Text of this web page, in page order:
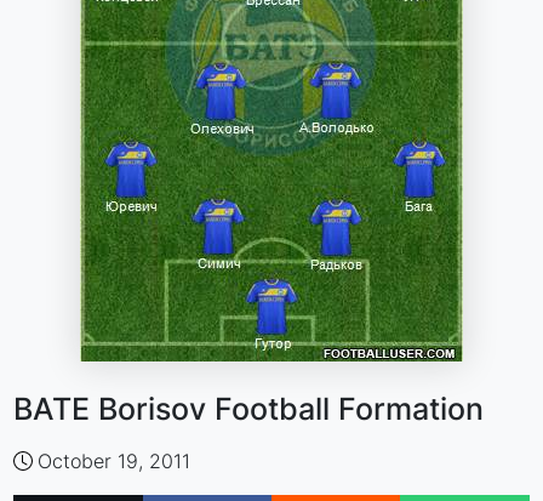
BATE Borisov Football Formation
October 19, 2011